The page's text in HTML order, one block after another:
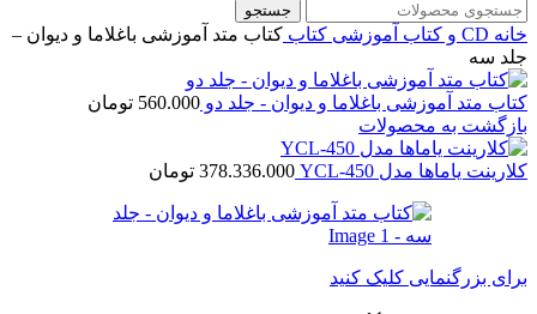
جستجو
خانه CD و کتاب آموزشی کتاب کتاب متد آموزشی باغلاما و دیوان –
جلد سه
کتاب متد آموزشی باغلاما و دیوان - جلد دو 560.000 تومان
بازگشت به محصولات
کلارینت یاماها مدل YCL-450 378.336.000 تومان
برای بزرگنمایی کلیک کنید